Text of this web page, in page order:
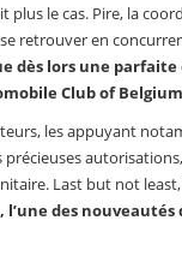
plus le cas. Pire, la
retrouver en
dès lors une parfaite
Club of
les appuyant
Last but not least,
des nouveautés